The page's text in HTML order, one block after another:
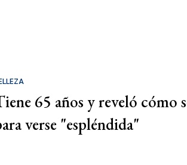
65 años y reveló cómo
verse "espléndida"